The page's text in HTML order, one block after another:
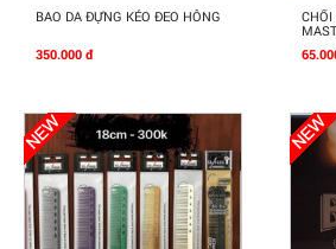
Mua Ngay
BAO DA ĐỰNG KÉO ĐEO HÔNG
350.000 đ